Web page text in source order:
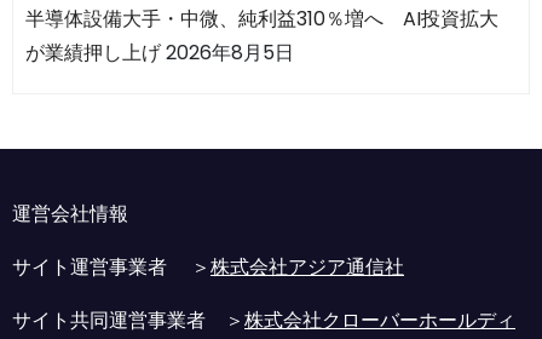
半導体設備大手・中微、純利益310％増へ AI投資拡大
が業績押し上げ2026年8月5日
運営会社情報
サイト運営事業者 ＞株式会社アジア通信社
サイト共同運営事業者 ＞株式会社クローバーホールディ